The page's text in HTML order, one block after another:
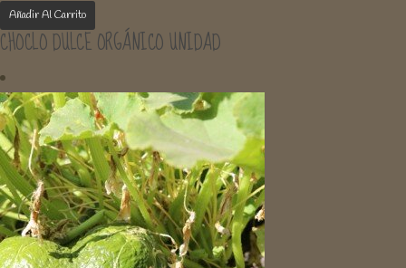
Añadir Al Carrito
CHOCLO DULCE ORGÁNICO UNIDAD